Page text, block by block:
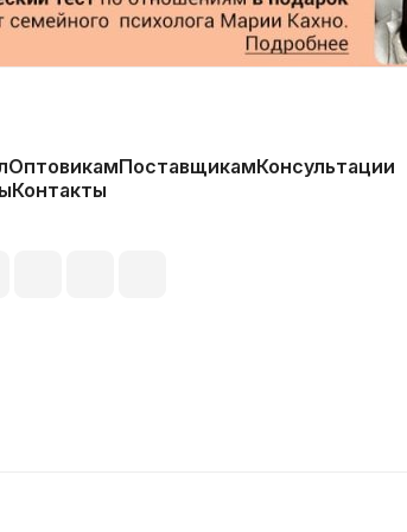
ОптовикамПоставщикамКонсультации
Контакты